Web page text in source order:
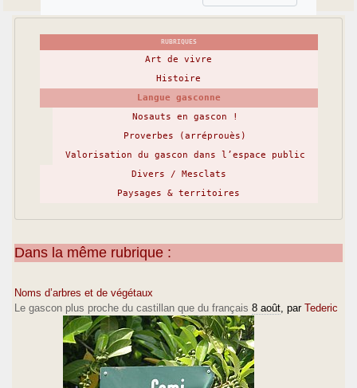
RUBRIQUES
Art de vivre
Histoire
Langue gasconne
Nosauts en gascon !
Proverbes (arréprouès)
Valorisation du gascon dans l’espace public
Divers / Mesclats
Paysages & territoires
Dans la même rubrique :
Noms d’arbres et de végétaux
Le gascon plus proche du castillan que du français 8 août , par Tederic